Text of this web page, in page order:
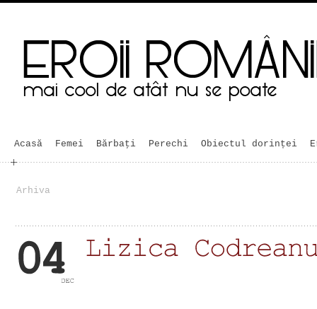
Acasă Femei Bărbaţi Perechi Obiectul dorinței
Arhiva